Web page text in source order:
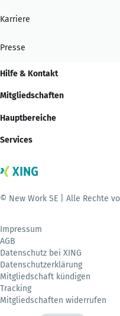
Karriere
Presse
Hilfe & Kontakt
Mitgliedschaften
Hauptbereiche
Services
© New Work SE | Alle Rechte
Impressum
AGB
Datenschutz bei XING
Datenschutzerklärung
Mitgliedschaft kündigen
Tracking
Mitgliedschaften widerrufen